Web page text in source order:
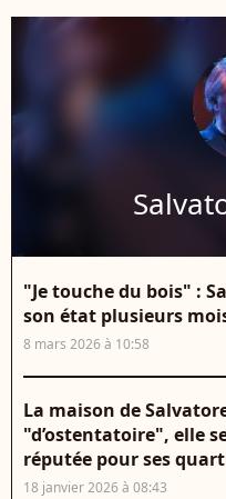
"Je touche du bois" :
son état plusieurs
8 mars 2026 à 10:58
La maison de
"d’ostentatoire", elle
réputée pour ses
18 janvier 2026 à 08:43